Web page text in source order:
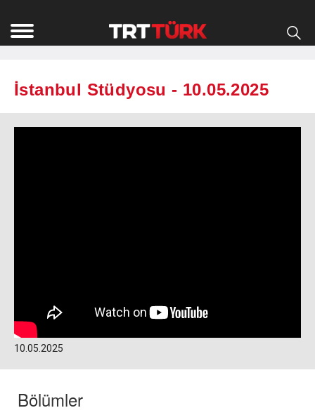
İstanbul Stüdyosu - 10.05.2025
10.05.2025
Bölümler